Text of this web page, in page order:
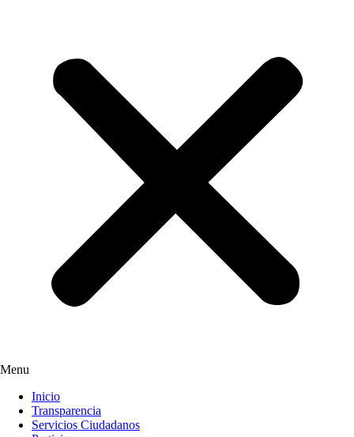
Menu
Inicio
Transparencia
Servicios Ciudadanos